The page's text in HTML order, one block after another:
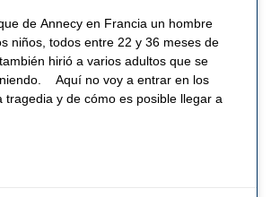
de Annecy en Francia un hombre
niños, todos entre 22 y 36 meses de
hirió a varios adultos que se
Aquí no voy a entrar en los
tragedia y de cómo es posible llegar a